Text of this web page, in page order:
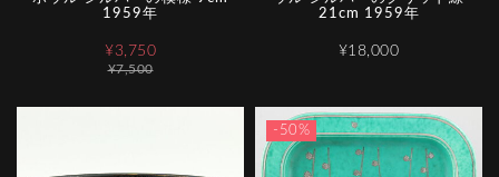
1959年
¥7,500
¥3,750
21cm 1959年
¥18,000
-50%